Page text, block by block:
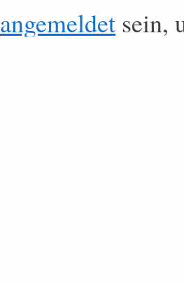
angemeldet sein,